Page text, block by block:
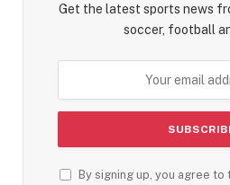
Get the latest sports news
soccer, football
By signing up, you agree